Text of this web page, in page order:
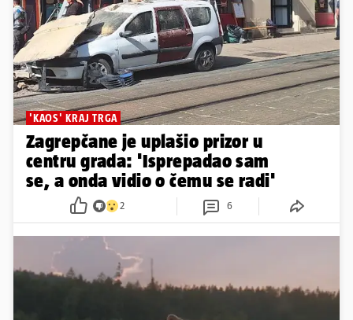
'KAOS' KRAJ TRGA
Zagrepčane je uplašio prizor u
centru grada: 'Isprepadao sam
se, a onda vidio o čemu se radi'
2 6